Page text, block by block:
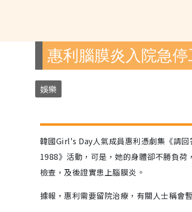
惠利腦膜炎入院急停
娛樂
韓國Girl's Day人氣成員惠利憑劇集《請
1988》活動，可是，她的身體卻不勝負
檢查，及後證實患上腦膜炎。
據報，惠利需要留院治療，有關人士稱會